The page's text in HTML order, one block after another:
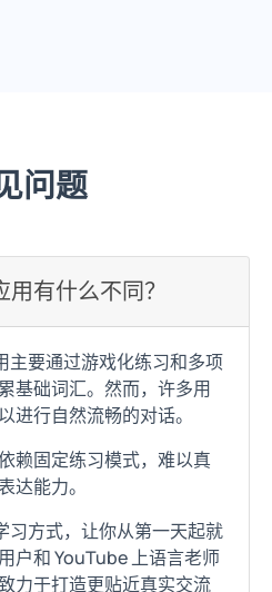
问题
有什么不同？
要通过游戏化练习和多项
基础词汇。然而，许多用
进行自然流畅的对话。
赖固定练习模式，难以真
达能力。
习方式，让你从第一天起就
户和 YouTube 上语言老师
力于打造更贴近真实交流